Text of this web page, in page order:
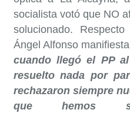
socialista votó que NO
solucionado.
Ángel Alfonso
cuando llegó el PP
resuelto nada por
rechazaron siempre
que hemos